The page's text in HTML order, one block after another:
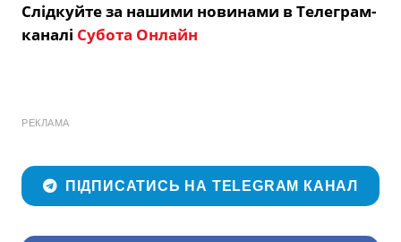
Слідкуйте за нашими новинами в Телеграм-
каналі Субота Онлайн
РЕКЛАМА
ПІДПИСАТИСЬ НА TELEGRAM КАНАЛ